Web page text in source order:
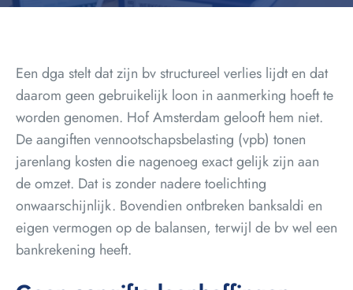
Een dga stelt dat zijn bv structureel verlies lijdt en dat
daarom geen gebruikelijk loon in aanmerking hoeft te
worden genomen. Hof Amsterdam gelooft hem niet.
De aangiften vennootschapsbelasting (vpb) tonen
jarenlang kosten die nagenoeg exact gelijk zijn aan
de omzet. Dat is zonder nadere toelichting
onwaarschijnlijk. Bovendien ontbreken banksaldi en
eigen vermogen op de balansen, terwijl de bv wel een
bankrekening heeft.